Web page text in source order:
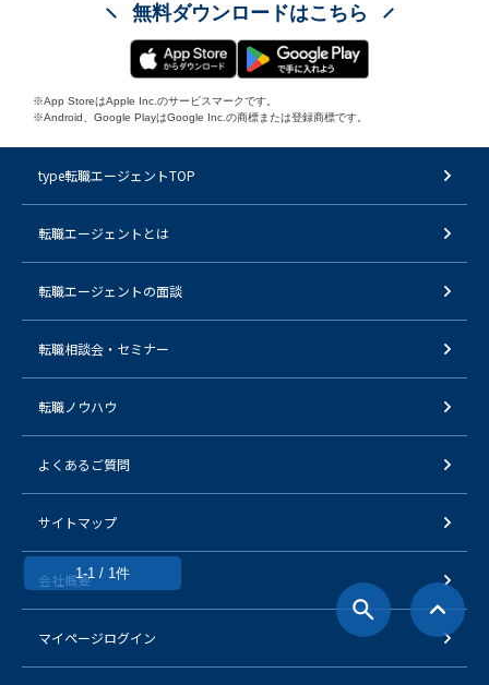
1-1 / 1件
無料ダウンロードはこちら
※App StoreはApple Inc.のサービスマークです。
※Android、Google PlayはGoogle Inc.の商標または登録商標です。
type転職エージェントTOP
転職エージェントとは
転職エージェントの面談
転職相談会・セミナー
転職ノウハウ
よくあるご質問
サイトマップ
会社概要
マイページログイン